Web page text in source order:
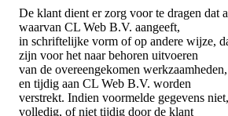
De klant dient er zorg voor te dragen dat
waarvan CL Web B.V. aangeeft,
in schriftelijke vorm of op andere wijze,
zijn voor het naar behoren uitvoeren
van de overeengekomen
en tijdig aan CL Web B.V. worden
verstrekt. Indien voormelde gegevens
volledig, of niet tijdig door de klant